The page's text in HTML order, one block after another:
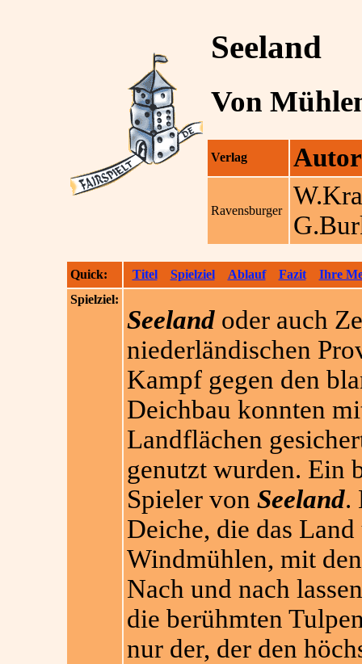
Seeland
Von
Verlag Autor
Ravensburger
Quick: Titel Spielziel Ablauf Fazit
Ihre
Spielziel:
Seelandoder auch
niederländischen
Kampf gegen den
Deichbau konnten
Landflächen
genutzt wurden. Ein
Spieler von Seeland.
Deiche, die das
Windmühlen, mit
Nach und nach
die berühmten
nur der, der den